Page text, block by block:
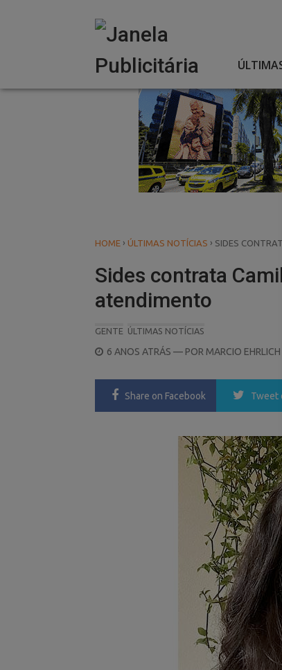
HOME › ÚLTIMAS NOTÍCIAS › SIDES
Sides contrata
atendimento
GENTE ÚLTIMAS NOTÍCIAS
POSTED
6 ANOS ATRÁS — POR MARCIO EHRLICH
Share on Facebook Tweet